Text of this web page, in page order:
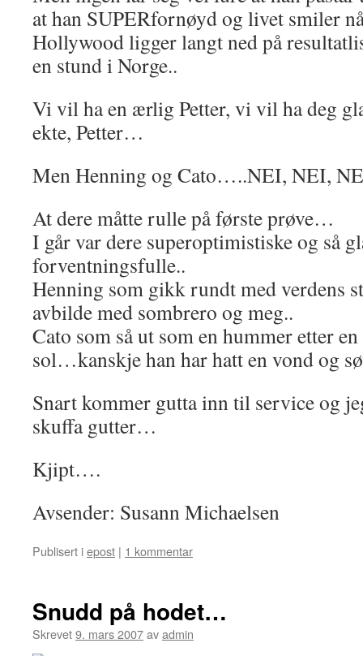
at han SUPERfornøyd og livet smiler
Hollywood ligger langt ned på
en stund i Norge..
Vi vil ha en ærlig Petter, vi vil ha deg
ekte, Petter…
Men Henning og Cato…..NEI, NEI,
At dere måtte rulle på første prøve…
I går var dere superoptimistiske og så
forventningsfulle..
Henning som gikk rundt med verdens
avbilde med sombrero og meg..
Cato som så ut som en hummer etter
sol…kanskje han har hatt en vond og
Snart kommer gutta inn til service og
skuffa gutter…
Kjipt….
Avsender: Susann Michaelsen
Publisert iepost | 1 kommentar
Snudd på hodet…
Skrevet9. mars 2007avadmin